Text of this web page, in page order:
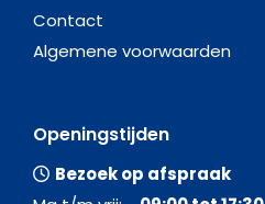
Contact
Algemene voorwaarden
Openingstijden
Bezoek op afspraak